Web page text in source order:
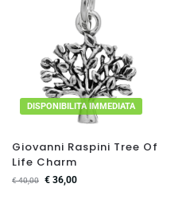
DISPONIBILITA IMMEDIATA
Giovanni Raspini Tree Of
Life Charm
€40,00 € 36,00